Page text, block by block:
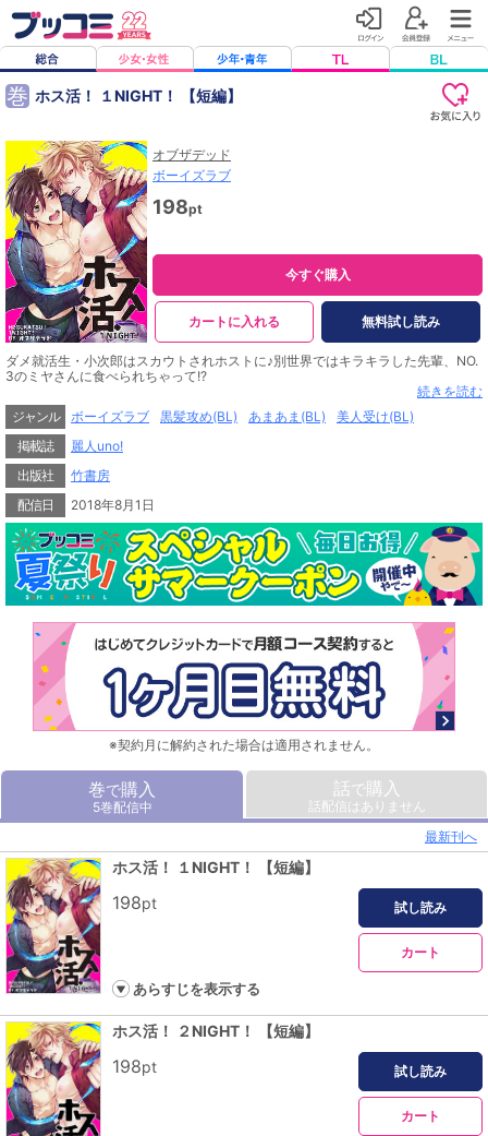
巻 ホス活！ １NIGHT！ 【短編】
オブザデッド
ボーイズラブ
198pt
今すぐ購入
カートに入れる 無料試し読み
ダメ就活生・小次郎はスカウトされホストに♪別世界ではキラキラした先輩、NO.
3のミヤさんに食べられちゃって!?
※本電子書籍は「麗人uno！ Vol.69 どすけべ★マウンティング」に収録の「ホ
ス活！ １NIGHT！」と同内容です。
続きを読む
ジャンル
ボーイズラブ 黒髪攻め(BL) あまあま(BL)
美人受け(BL)
掲載誌
麗人uno!
出版社
竹書房
配信日
2018年8月1日
※契約月に解約された場合は適用されません。
巻で購入
5巻配信中
話で購入
話配信はありません
最新刊へ
ホス活！ １NIGHT！ 【短編】
198pt 試し読み
カート
あらすじを表示する
ホス活！ ２NIGHT！ 【短編】
198pt 試し読み
カート